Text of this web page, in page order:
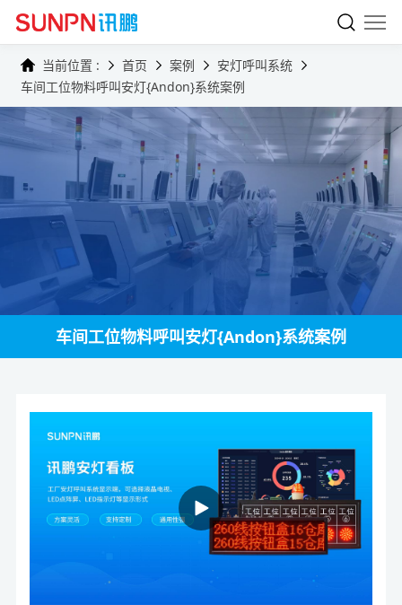
当前位置 : 首页 案例
安灯呼叫系统
车间工位物料呼叫安灯{Andon}系统案例
车间工位物料呼叫安灯{Andon}系统案例